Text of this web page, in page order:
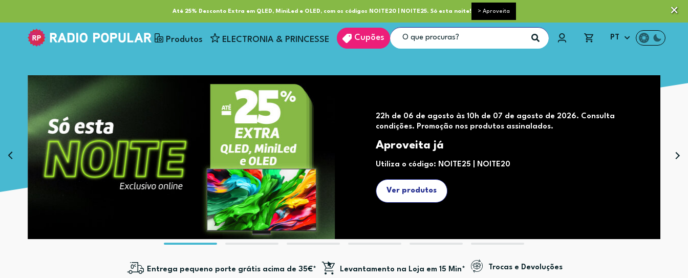
Até 25% Desconto Extra em QLED, MiniLed e OLED, com os códigos NOITE20 | NOITE25. Só esta noite! > Aproveita
Serviços Clube RP+ Entrega pequeno porte grátis acima de 35€*
Produtos ELECTRONIA & PRINCESSE Cupões PT
22h de 06 de agosto às 10h de 07 de agosto de 2026. Consulta
condições. Promoção nos produtos assinalados.
Aproveita já
Utiliza o código: NOITE25 | NOITE20
Ver produtos
Entrega pequeno porte grátis acima de 35€* Levantamento na Loja em 15 Min* Trocas e Devoluções